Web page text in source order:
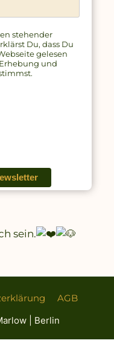
stehender
Du, dass Du
gelesen
und
sein.
AGB
| Berlin